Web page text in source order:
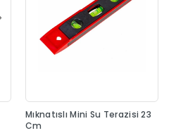
Mıknatıslı Mini Su Terazisi 23
Cm